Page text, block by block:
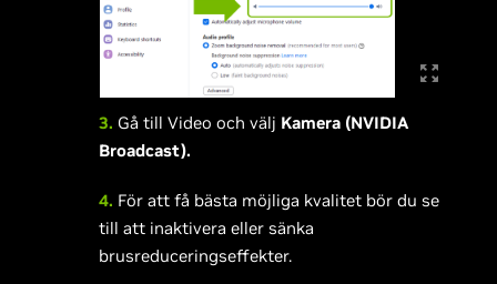
3. Gå till Video och välj Kamera (NVIDIA
Broadcast).
4. För att få bästa möjliga kvalitet bör du se
till att inaktivera eller sänka
brusreduceringseffekter.